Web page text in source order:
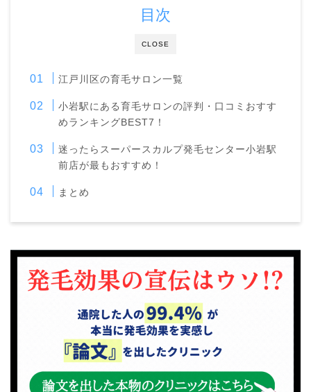
CLOSE
目次
江戸川区の育毛サロン一覧
小岩駅にある育毛サロンの評判・口コミおすす
めランキングBEST7！
迷ったらスーパースカルプ発毛センター小岩駅
前店が最もおすすめ！
まとめ